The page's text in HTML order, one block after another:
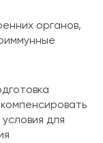
органов,
для